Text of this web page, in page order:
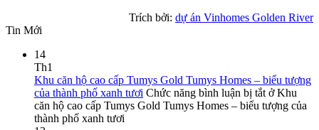
Trích bởi: dự án Vinhomes Golden River
Tin Mới
14
Th1
Khu căn hộ cao cấp Tumys Gold Tumys Homes – biểu tượng
của thành phố xanh tươi Chức năng bình luận bị tắt ở Khu
căn hộ cao cấp Tumys Gold Tumys Homes – biểu tượng của
thành phố xanh tươi